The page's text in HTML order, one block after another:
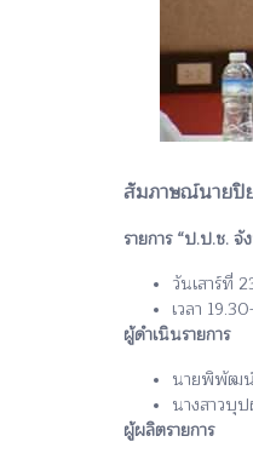
สัมภาษณ์นายปิ
รายการ “ป.ป.ช. จั
วันเสาร์ที่
เวลา
ผู้ดำเนินรายการ
นายพิพัฒ
นางสาวบุ
ผู้ผลิตรายการ